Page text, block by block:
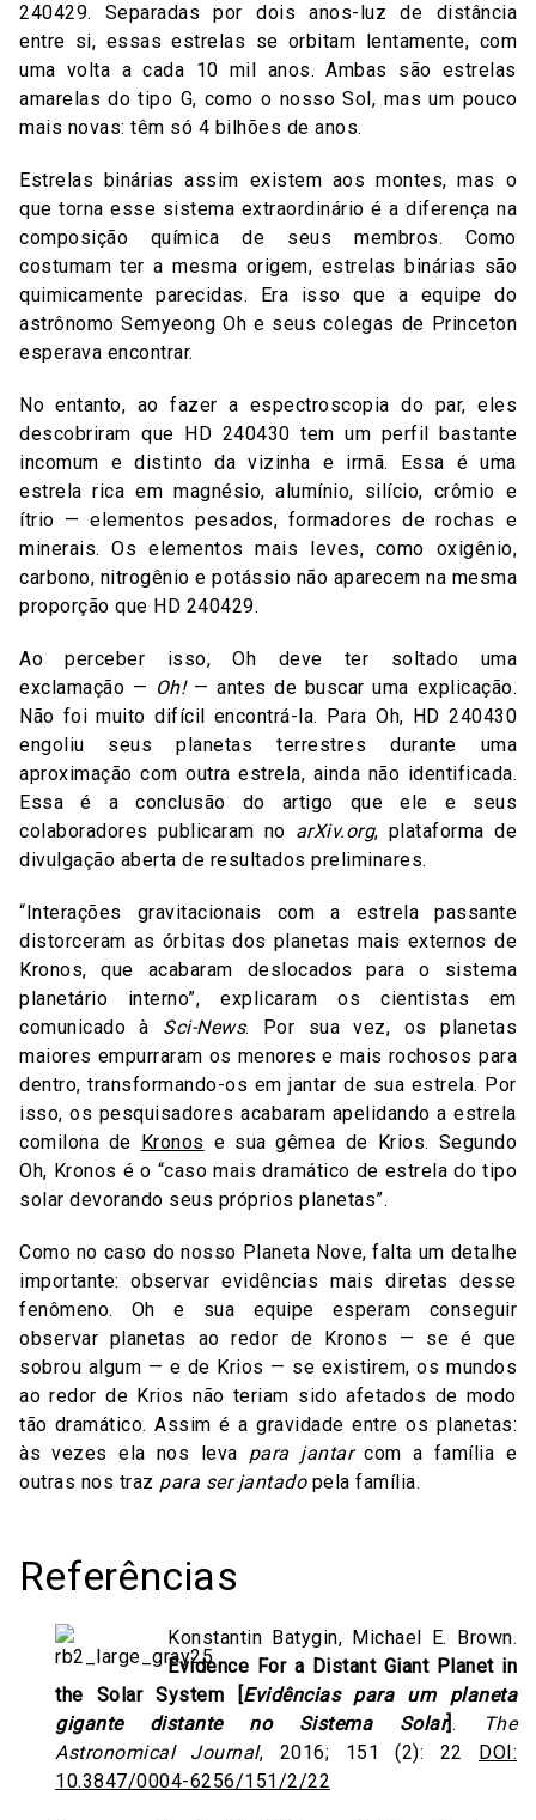
240429. Separadas por dois anos-luz de distância
entre si, essas estrelas se orbitam lentamente, com
uma volta a cada 10 mil anos. Ambas são estrelas
amarelas do tipo G, como o nosso Sol, mas um pouco
mais novas: têm só 4 bilhões de anos.
Estrelas binárias assim existem aos montes, mas o
que torna esse sistema extraordinário é a diferença na
composição química de seus membros. Como
costumam ter a mesma origem, estrelas binárias são
quimicamente parecidas. Era isso que a equipe do
astrônomo Semyeong Oh e seus colegas de Princeton
esperava encontrar.
No entanto, ao fazer a espectroscopia do par, eles
descobriram que HD 240430 tem um perfil bastante
incomum e distinto da vizinha e irmã. Essa é uma
estrela rica em magnésio, alumínio, silício, crômio e
ítrio — elementos pesados, formadores de rochas e
minerais. Os elementos mais leves, como oxigênio,
carbono, nitrogênio e potássio não aparecem na mesma
proporção que HD 240429.
Ao perceber isso, Oh deve ter soltado uma
exclamação — Oh!— antes de buscar uma explicação.
Não foi muito difícil encontrá-la. Para Oh, HD 240430
engoliu seus planetas terrestres durante uma
aproximação com outra estrela, ainda não identificada.
Essa é a conclusão do artigo que ele e seus
colaboradores publicaram no arXiv.org, plataforma de
divulgação aberta de resultados preliminares.
“Interações gravitacionais com a estrela passante
distorceram as órbitas dos planetas mais externos de
Kronos, que acabaram deslocados para o sistema
planetário interno”, explicaram os cientistas em
comunicado à Sci-News. Por sua vez, os planetas
maiores empurraram os menores e mais rochosos para
dentro, transformando-os em jantar de sua estrela. Por
isso, os pesquisadores acabaram apelidando a estrela
comilona de
Kronos e sua gêmea de Krios. Segundo
Oh, Kronos é o “caso mais dramático de estrela do tipo
solar devorando seus próprios planetas”.
Como no caso do nosso Planeta Nove, falta um detalhe
importante: observar evidências mais diretas desse
fenômeno. Oh e sua equipe esperam conseguir
observar planetas ao redor de Kronos — se é que
sobrou algum — e de Krios — se existirem, os mundos
ao redor de Krios não teriam sido afetados de modo
tão dramático. Assim é a gravidade entre os planetas:
às vezes ela nos leva para jantarcom a família e
outras nos traz para ser jantadopela família.
Referências
Konstantin Batygin, Michael E. Brown.
Evidence For a Distant Giant Planet in
the Solar System
[Evidências para um planeta
gigante distante no Sistema Solar] .
The
Astronomical Journal, 2016; 151 (2): 22 DOI:
10.3847/0004-6256/151/2/22